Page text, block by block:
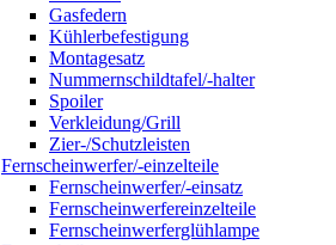
Gasfedern
Kühlerbefestigung
Montagesatz
Nummernschildtafel/-halter
Spoiler
Verkleidung/Grill
Zier-/Schutzleisten
Fernscheinwerfer/-einzelteile
Fernscheinwerfer/-einsatz
Fernscheinwerfereinzelteile
Fernscheinwerferglühlampe